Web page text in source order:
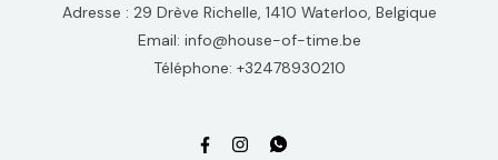
Adresse : 29 Drève Richelle, 1410 Waterloo, Belgique
Email: info@house-of-time.be
Téléphone: +32478930210